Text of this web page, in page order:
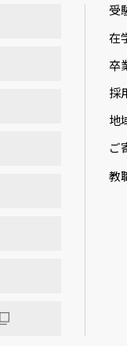
受
在
卒
採
地
ご
教